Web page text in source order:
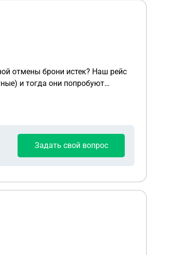
отмены брони истек? Наш рейс
и тогда они попробуют
Задать свой вопрос